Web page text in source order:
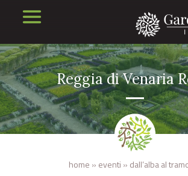
Reggia di Venaria
home » eventi » dall’alba al